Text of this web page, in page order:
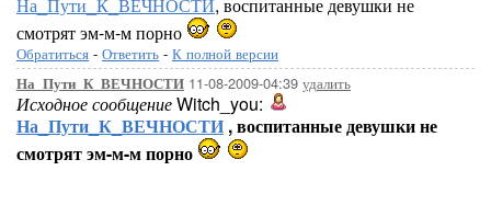
смотрят эм-м-м порно
Обратиться - Ответить - К полной версии
На_Пути_К_ВЕЧНОСТИ 11-08-2009-04:39 удалить
Исходное сообщениеWitch_you:
На_Пути_К_ВЕЧНОСТИ , воспитанные девушки не
смотрят эм-м-м порно